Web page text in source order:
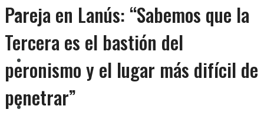
Lanús
Quilmes
Pareja en Lanús: “Sabemos que la
Tercera es el bastión del
peronismo y el lugar más difícil de
penetrar”